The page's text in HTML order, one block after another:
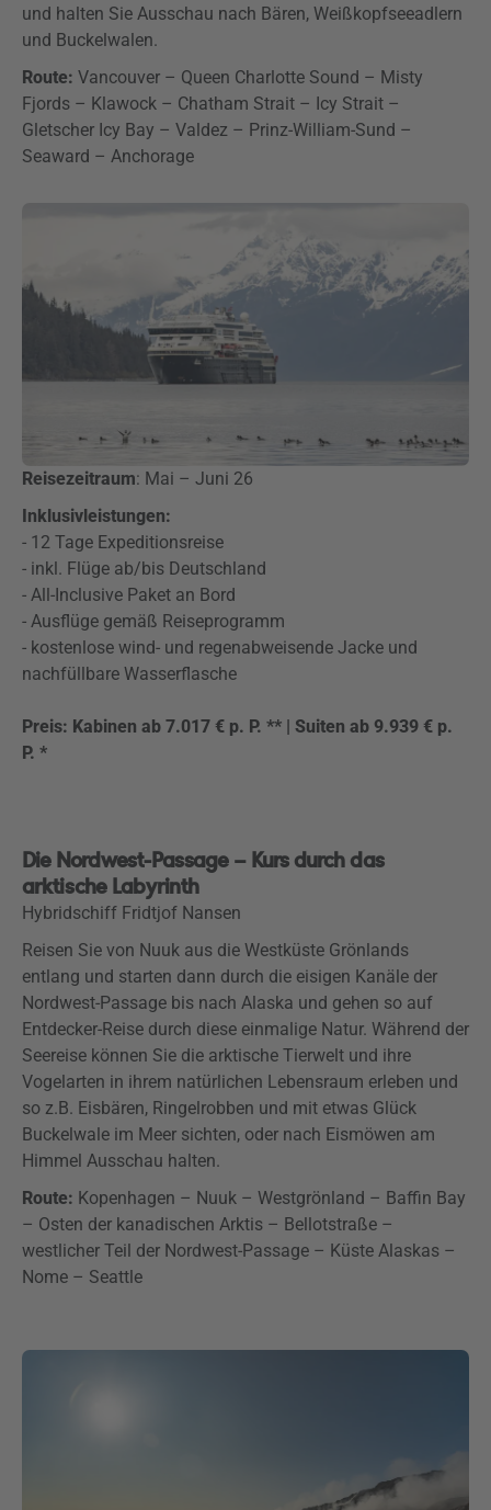
und halten Sie Ausschau nach Bären, Weißkopfseeadlern
und Buckelwalen.
Route: Vancouver – Queen Charlotte Sound – Misty
Fjords – Klawock – Chatham Strait – Icy Strait –
Gletscher Icy Bay – Valdez – Prinz-William-Sund –
Seaward – Anchorage
Reisezeitraum: Mai – Juni 26
Inklusivleistungen:
- 12 Tage Expeditionsreise
- inkl. Flüge ab/bis Deutschland
- All-Inclusive Paket an Bord
- Ausflüge gemäß Reiseprogramm
- kostenlose wind- und regenabweisende Jacke und
nachfüllbare Wasserflasche
Preis: Kabinen ab 7.017 € p. P. ** | Suiten ab 9.939 € p.
P. *
Die Nordwest-Passage – Kurs durch das
arktische Labyrinth
Hybridschiff Fridtjof Nansen
Reisen Sie von Nuuk aus die Westküste Grönlands
entlang und starten dann durch die eisigen Kanäle der
Nordwest-Passage bis nach Alaska und gehen so auf
Entdecker-Reise durch diese einmalige Natur. Während der
Seereise können Sie die arktische Tierwelt und ihre
Vogelarten in ihrem natürlichen Lebensraum erleben und
so z.B. Eisbären, Ringelrobben und mit etwas Glück
Buckelwale im Meer sichten, oder nach Eismöwen am
Himmel Ausschau halten.
Route: Kopenhagen – Nuuk – Westgrönland – Baffin Bay
– Osten der kanadischen Arktis – Bellotstraße –
westlicher Teil der Nordwest-Passage – Küste Alaskas –
Nome – Seattle